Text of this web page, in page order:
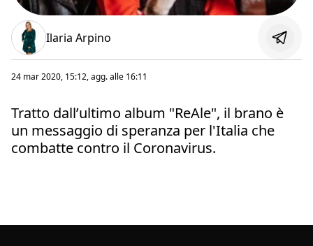
Ilaria Arpino
24 mar 2020, 15:12, agg. alle 16:11
Tratto dallʼultimo album "ReAle", il brano è
un messaggio di speranza per l'Italia che
combatte contro il Coronavirus.